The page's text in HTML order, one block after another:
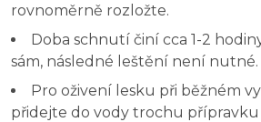
rovnoměrně rozložte.
Doba schnutí činí cca 1-2
sám, následné leštění není nutné.
Pro oživení lesku při běžném
přidejte do vody trochu přípravku